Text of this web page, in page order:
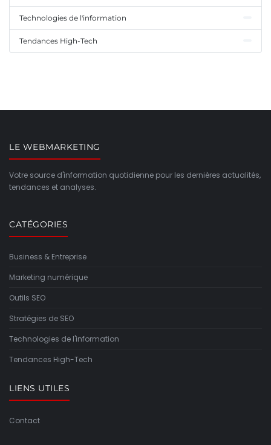
Technologies de l'information
Tendances High-Tech
LE WEBMARKETING
Votre source d'information quotidienne pour les dernières actualités,
tendances et analyses.
CATÉGORIES
Business & Entreprise
Marketing numérique
Outils SEO
Stratégies de SEO
Technologies de l'information
Tendances High-Tech
LIENS UTILES
Contact